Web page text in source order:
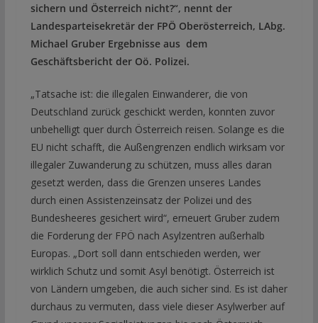
sichern und Österreich nicht?“, nennt der
Landesparteisekretär der FPÖ Oberösterreich, LAbg.
Michael Gruber Ergebnisse aus dem
Geschäftsbericht der Oö. Polizei.
„Tatsache ist: die illegalen Einwanderer, die von
Deutschland zurück geschickt werden, konnten zuvor
unbehelligt quer durch Österreich reisen. Solange es die
EU nicht schafft, die Außengrenzen endlich wirksam vor
illegaler Zuwanderung zu schützen, muss alles daran
gesetzt werden, dass die Grenzen unseres Landes
durch einen Assistenzeinsatz der Polizei und des
Bundesheeres gesichert wird“, erneuert Gruber zudem
die Forderung der FPÖ nach Asylzentren außerhalb
Europas. „Dort soll dann entschieden werden, wer
wirklich Schutz und somit Asyl benötigt. Österreich ist
von Ländern umgeben, die auch sicher sind. Es ist daher
durchaus zu vermuten, dass viele dieser Asylwerber auf